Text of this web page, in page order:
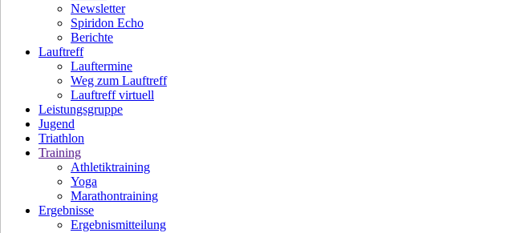
Newsletter
Spiridon Echo
Berichte
Lauftreff
Lauftermine
Weg zum Lauftreff
Lauftreff virtuell
Leistungsgruppe
Jugend
Triathlon
Training
Athletiktraining
Yoga
Marathontraining
Ergebnisse
Ergebnismitteilung